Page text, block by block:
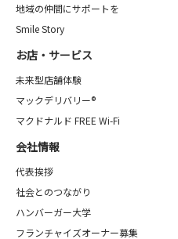
地域の仲間にサポートを
Smile Story
お店・サービス
未来型店舗体験
マックデリバリー®
マクドナルド FREE Wi-Fi
会社情報
代表挨拶
社会とのつながり
ハンバーガー大学
フランチャイズオーナー募集